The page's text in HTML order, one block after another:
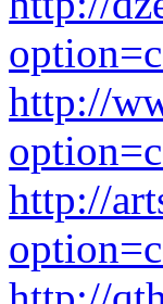
http://
http://